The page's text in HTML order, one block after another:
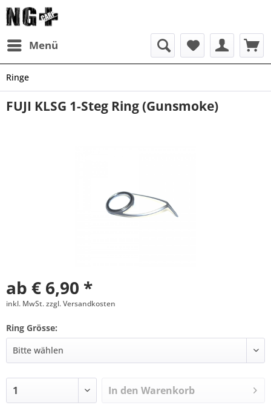
Menü
Ringe
FUJI KLSG 1-Steg Ring (Gunsmoke)
ab € 6,90 *
inkl. MwSt. zzgl. Versandkosten
Ring Grösse:
In den Warenkorb